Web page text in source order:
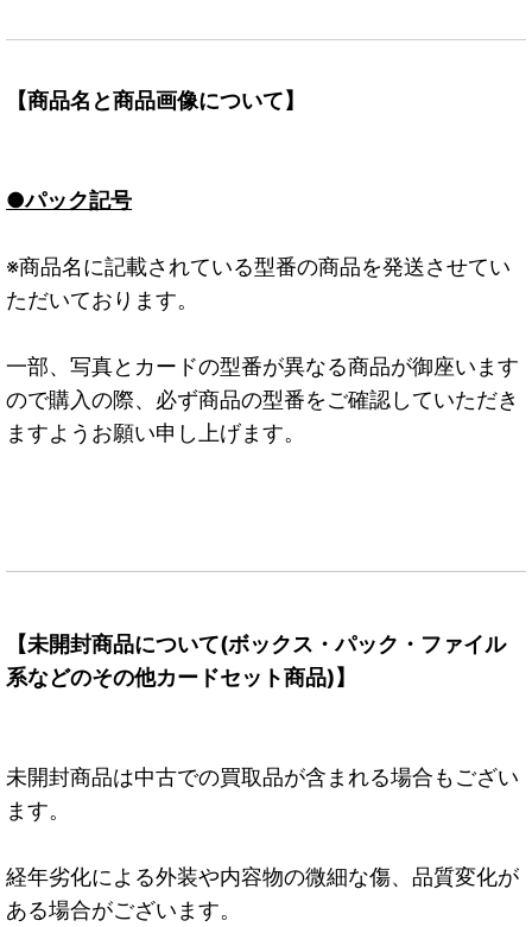
【商品名と商品画像について】
●パック記号
※商品名に記載されている型番の商品を発送させてい
ただいております。
一部、写真とカードの型番が異なる商品が御座います
ので購入の際、必ず商品の型番をご確認していただき
ますようお願い申し上げます。
【未開封商品について(ボックス・パック・ファイル
系などのその他カードセット商品)】
未開封商品は中古での買取品が含まれる場合もござい
ます。
経年劣化による外装や内容物の微細な傷、品質変化が
ある場合がございます。